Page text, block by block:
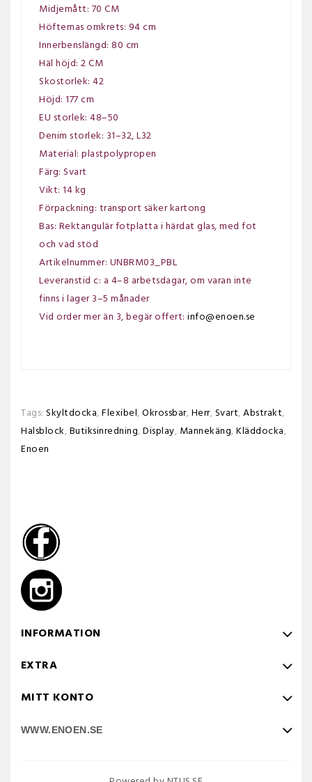
Midjemått: 70 CM
Höfternas omkrets: 94 cm
Innerbenslängd: 80 cm
Häl höjd: 2 CM
Skostorlek: 42
Höjd: 177 cm
EU storlek: 48–50
Denim storlek: 31–32, L32
Material: plastpolypropen
Färg: Svart
Vikt: 14 kg
Förpackning: transport säker kartong
Bas: Rektangulär fotplatta i härdat glas, med fot
och vad stöd
Artikelnummer: UNBRM03_PBL
Leveranstid c: a 4–8 arbetsdagar, om varan inte
finns i lager 3–5 månader
Vid order mer än 3, begär offert: info@enoen.se
Tags: Skyltdocka,Flexibel,Okrossbar,Herr,Svart,Abstrakt,
Halsblock,Butiksinredning,Display, Mannekäng,Kläddocka,
Enoen
INFORMATION
EXTRA
MITT KONTO
WWW.ENOEN.SE